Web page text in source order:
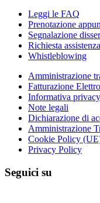
Leggi le FAQ
Prenotazione
Segnalazione
Richiesta assistenza
Whistleblowing
Amministrazione
Fatturazione
Informativa privacy
Note legali
Dichiarazione di
Amministrazione
Cookie Policy
Privacy Policy
Seguici su